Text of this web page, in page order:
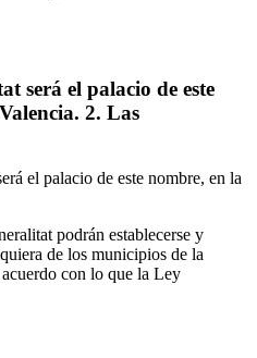
será el palacio de este
2. Las
el palacio de este nombre, en la
podrán establecerse y
de los municipios de la
con lo que la Ley